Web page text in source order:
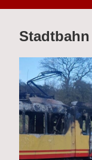
Stadtbahn